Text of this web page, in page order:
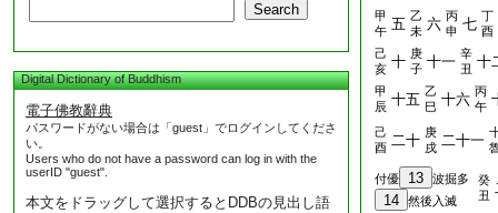
Search
Digital Dictionary of Buddhism
電子佛教辭典
パスワードがない場合は「guest」でログインしてくださ
い。
Users who do not have a password can log in with the
userID "guest".
本文をドラッグして選択するとDDBの見出し語
甲
午 五 乙
未 六 丙
申 七 丁
酉
己
亥 十 庚
子 十一 辛
丑 十
甲
辰 十五 乙
巳 十六 丙
午
己
酉 二十 庚
戌 二十一
付優 13 波掘多
14 然後入滅
癸
丑